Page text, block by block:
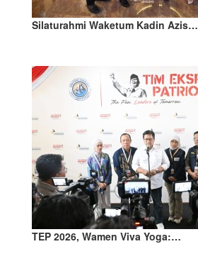
Silaturahmi Waketum Kadin Azis…
TEP 2026, Wamen Viva Yoga:…